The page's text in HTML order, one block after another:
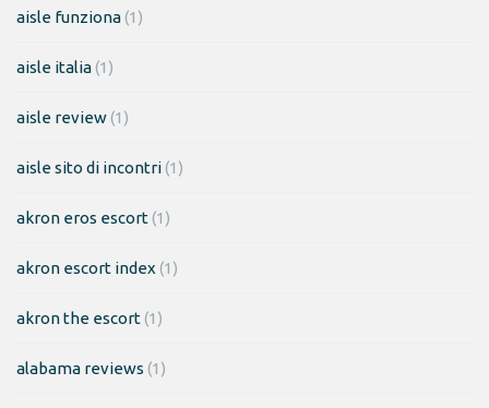
aisle funziona(1)
aisle italia(1)
aisle review(1)
aisle sito di incontri(1)
akron eros escort(1)
akron escort index (1)
akron the escort(1)
alabama reviews (1)